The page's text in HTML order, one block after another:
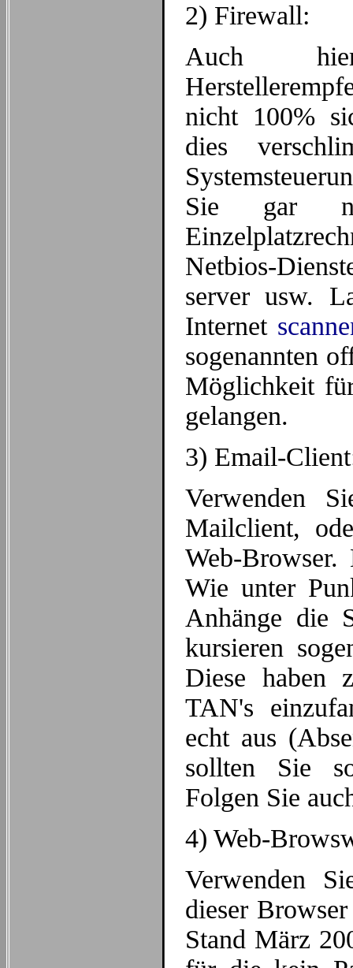
2) Firewall:
Auch
nicht 100%
dies
Sie gar
Netbios-
server usw.
Internet
sogenannten
Möglichkeit
gelangen.
3) Email-
Verwenden
Mailclient,
Web-
Wie unter
Anhänge die
kursieren
Diese haben
TAN's
echt aus
sollten Sie
Folgen Sie
4) Web-
Verwenden
dieser
Stand März